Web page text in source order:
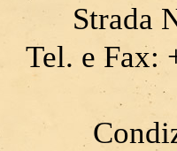
Strada
Tel. e Fax: